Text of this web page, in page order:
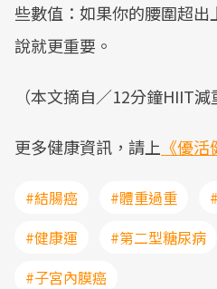
些數值：如果你的腰圍超
說就更重要。
（本文摘自／12分鐘HIIT減
更多健康資訊，請上 《優活
#結腸癌 #體重過重
#健康運
#第二型糖尿病
#子宮內膜癌